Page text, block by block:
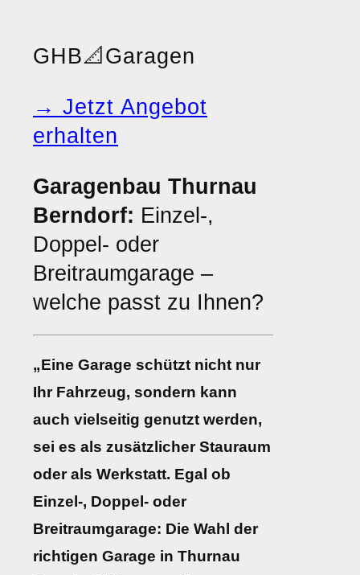
GHB📐 Garagen
→ Jetzt Angebot
erhalten
Garagenbau Thurnau
Berndorf: Einzel-,
Doppel- oder
Breitraumgarage –
welche passt zu Ihnen?
„Eine Garage schützt nicht nur
Ihr Fahrzeug, sondern kann
auch vielseitig genutzt werden,
sei es als zusätzlicher Stauraum
oder als Werkstatt. Egal ob
Einzel-, Doppel- oder
Breitraumgarage: Die Wahl der
richtigen Garage in Thurnau